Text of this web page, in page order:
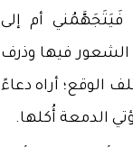
أم إلى
الشعور فيها وذرف
الوقع؛ أراه دعاءً
الدمعة أُكلها.